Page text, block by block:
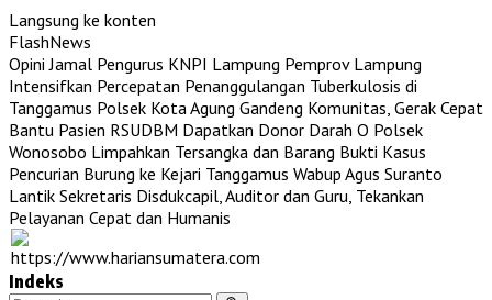
Langsung ke konten
FlashNews
Opini Jamal Pengurus KNPI Lampung Pemprov Lampung
Intensifkan Percepatan Penanggulangan Tuberkulosis di
Tanggamus Polsek Kota Agung Gandeng Komunitas, Gerak Cepat
Bantu Pasien RSUDBM Dapatkan Donor Darah O Polsek
Wonosobo Limpahkan Tersangka dan Barang Bukti Kasus
Pencurian Burung ke Kejari Tanggamus Wabup Agus Suranto
Lantik Sekretaris Disdukcapil, Auditor dan Guru, Tekankan
Pelayanan Cepat dan Humanis
Indeks